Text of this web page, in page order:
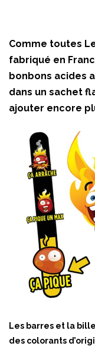
Comme toutes
fabriqué en
bonbons acides
dans un sachet
ajouter encore
Les barres et la
des colorants